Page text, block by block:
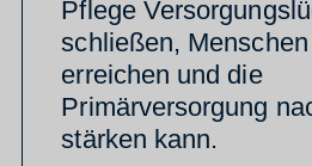
Pflege
schließen,
erreichen und die
Primärversorgung
stärken kann.